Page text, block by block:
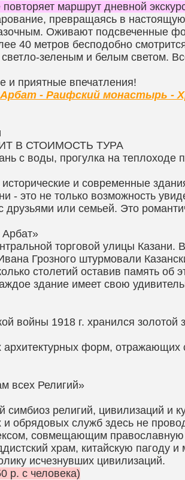
маршрут дневной
превращаясь в
Оживают подсвеченные
40 метров бесподобно
зеленым и белым светом.
и приятные впечатления!
Арбат - Раифский монастырь -
В СТОИМОСТЬ ТУРА
с воды, прогулка на теплоходе
и современные
- это не только возможность
или семьей. Это
торговой улицы Казани.
Грозного штурмовали
столетий оставив память об
здание имеет свою
войны 1918 г. хранился золотой
форм, отражающих
всех Религий»
религий, цивилизаций и
обрядовых служб здесь не
совмещающим православную
храм, китайскую пагоду
исчезнувших цивилизаций.
р. с человека)